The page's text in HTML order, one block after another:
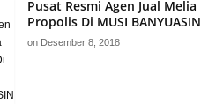
Pusat Resmi Agen Jual Melia
Propolis Di MUSI BANYUASIN
on Desember 8, 2018